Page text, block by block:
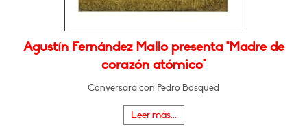
Agustín Fernández Mallo presenta "Madre de
corazón atómico"
Conversará con Pedro Bosqued
Leer más...